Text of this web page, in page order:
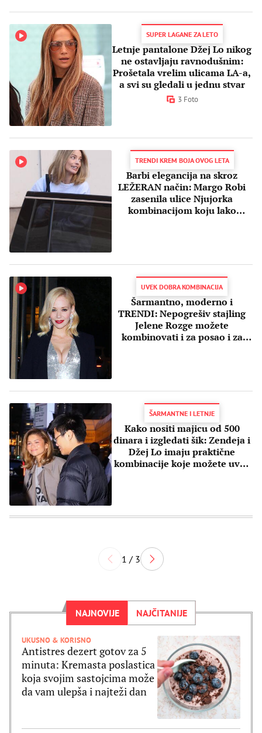
SUPER LAGANE ZA LETO
Letnje pantalone Džej Lo nikog
ne ostavljaju ravnodušnim:
Prošetala vrelim ulicama LA-a,
a svi su gledali u jednu stvar
3 Foto
TRENDI KREM BOJA OVOG LETA
Barbi elegancija na skroz
LEŽERAN način: Margo Robi
zasenila ulice Njujorka
kombinacijom koju lako
UVEK DOBRA KOMBINACIJA
Šarmantno, moderno i
TRENDI: Nepogrešiv stajling
Jelene Rozge možete
kombinovati i za posao i za
ŠARMANTNE I LETNJE
Kako nositi majicu od 500
dinara i izgledati šik: Zendeja i
Džej Lo imaju praktične
kombinacije koje možete uvek
1 / 3
NAJNOVIJE NAJČITANIJE
UKUSNO & KORISNO
Antistres dezert gotov za 5
minuta: Kremasta poslastica
koja svojim sastojcima može
da vam ulepša i najteži dan